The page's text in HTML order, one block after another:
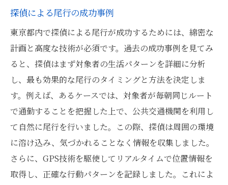
探偵による尾行の成功事例
東京都内で探偵による尾行が成功するためには、綿密な
計画と高度な技術が必須です。過去の成功事例を見てみ
ると、探偵はまず対象者の生活パターンを詳細に分析
し、最も効果的な尾行のタイミングと方法を決定しま
す。例えば、あるケースでは、対象者が毎朝同じルート
で通勤することを把握した上で、公共交通機関を利用し
て自然に尾行を行いました。この際、探偵は周囲の環境
に溶け込み、気づかれることなく情報を収集しました。
さらに、GPS技術を駆使してリアルタイムで位置情報を
取得し、正確な行動パターンを記録しました。これによ